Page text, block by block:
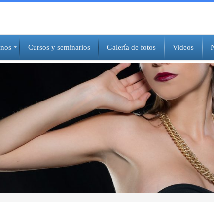
Cursos y seminarios Galería de fotos Videos